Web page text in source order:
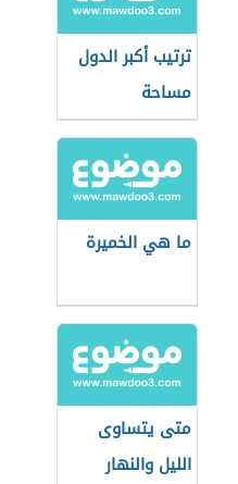
ترتيب أكبر الدول
مساحة
ما هي الخميرة
متى يتساوى
الليل والنهار